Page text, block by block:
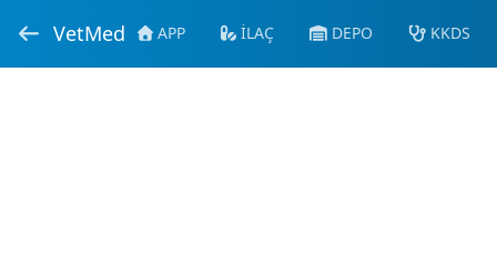
VetMed APP İLAÇ DEPO KKDS